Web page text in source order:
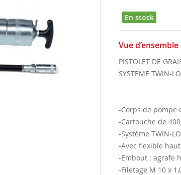
En stock
Vue d’ensemble
PISTOLET DE
SYSTEME TWIN-
-Corps de pompe
-Cartouche de
-Système TWIN-
-Avec flexible
-Embout : agrafe
-Filetage M 10 x